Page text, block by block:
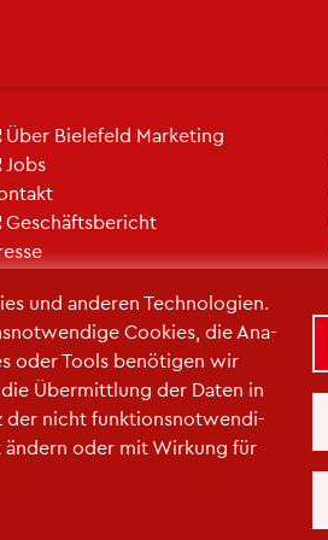
und an­de­ren Tech­no­lo­gi­en.
Coo­kies, die Ana­
oder Tools be­nö­ti­gen wir
Über­mitt­lung der Daten in
der nicht funk­ti­ons­not­wen­di­
än­dern oder mit Wir­kung für
Über Bie­le­feld Mar­ke­ting
Jobs
Ge­schäfts­be­richt